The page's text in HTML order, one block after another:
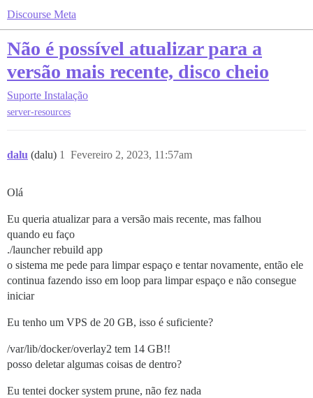
Discourse Meta
Não é possível atualizar para a
versão mais recente, disco cheio
Suporte Instalação
server-resources
dalu (dalu) Fevereiro 2, 2023, 11:57am
1
Olá
Eu queria atualizar para a versão mais recente, mas falhou
quando eu faço
./launcher rebuild app
o sistema me pede para limpar espaço e tentar novamente, então ele
continua fazendo isso em loop para limpar espaço e não consegue
iniciar
Eu tenho um VPS de 20 GB, isso é suficiente?
/var/lib/docker/overlay2 tem 14 GB!!
posso deletar algumas coisas de dentro?
Eu tentei docker system prune, não fez nada